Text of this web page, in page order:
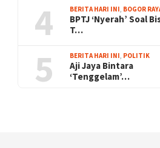
4 BERITA HARI INI, BOGOR
BPTJ ‘Nyerah’ Soal
T…
5 BERITA HARI INI, POLITIK
Aji Jaya Bintara
‘Tenggelam’…